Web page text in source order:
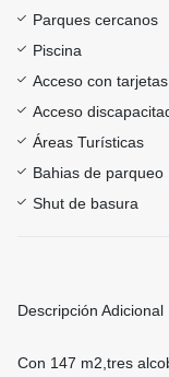
Parques cercanos
Piscina
Acceso con
Acceso
Áreas Turísticas
Bahias de parqueo
Shut de basura
Descripción Adicional
Con 147 m2,tres